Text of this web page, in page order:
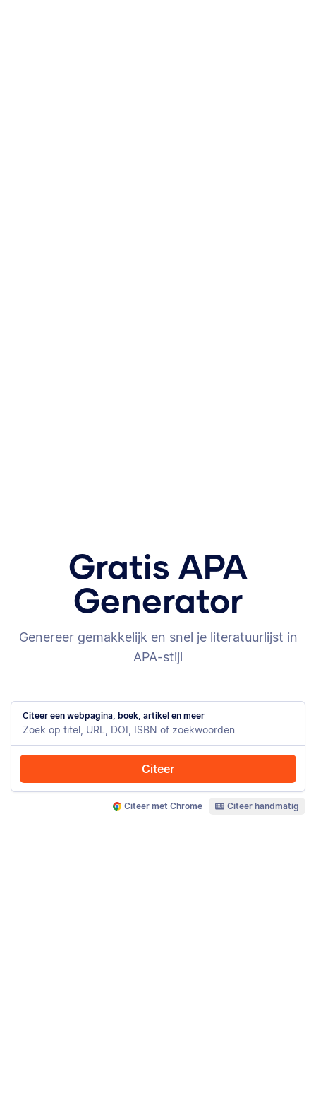
Gratis APA
Generator
Genereer gemakkelijk en snel je literatuurlijst in
APA-stijl
Citeer een webpagina, boek, artikel en meer
Citeer
Citeer met Chrome Citeer handmatig